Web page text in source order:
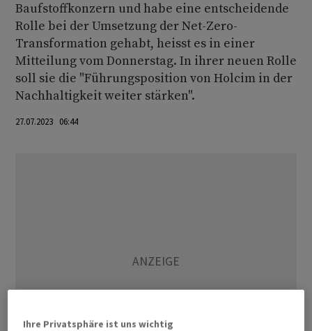
Baufstoffkonzern und habe eine entscheidende
Rolle bei der Umsetzung der Net-Zero-
Transformation gehabt, heisst es in einer
Mitteilung vom Donnerstag. In ihrer neuen Rolle
soll sie die "Führungsposition von Holcim in der
Nachhaltigkeit weiter stärken".
27.07.2023 06:44
Ihre Privatsphäre ist uns wichtig